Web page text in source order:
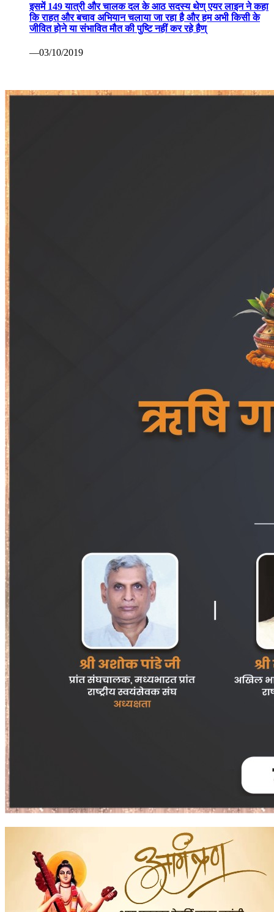
इसमें 149 यात्री और चालक दल के आठ सदस्य थेण् एयर लाइन ने कहा
कि राहत और बचाव अभियान चलाया जा रहा है और हम अभी किसी के
जीवित होने या संभावित मौत की पुष्टि नहीं कर रहे हैण्
—03/10/2019